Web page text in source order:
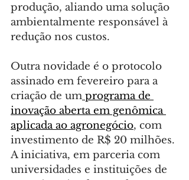
produção, aliando uma solução
ambientalmente responsável à
redução nos custos.
Outra novidade é o protocolo
assinado em fevereiro para a
criação de um programa de
inovação aberta em genômica
aplicada ao agronegócio, com
investimento de R$ 20 milhões.
A iniciativa, em parceria com
universidades e instituições de